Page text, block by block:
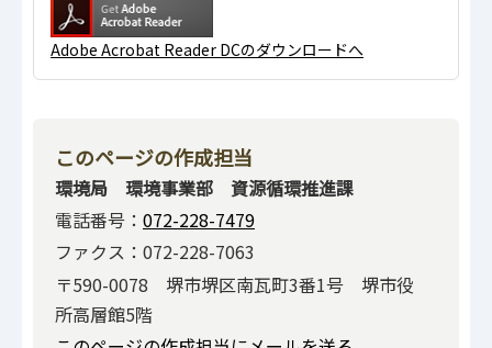
Adobe Acrobat Reader DCのダウンロードへ
このページの作成担当
環境局 環境事業部 資源循環推進課
電話番号： 072-228-7479
ファクス：072-228-7063
〒590-0078 堺市堺区南瓦町3番1号 堺市役
所高層館5階